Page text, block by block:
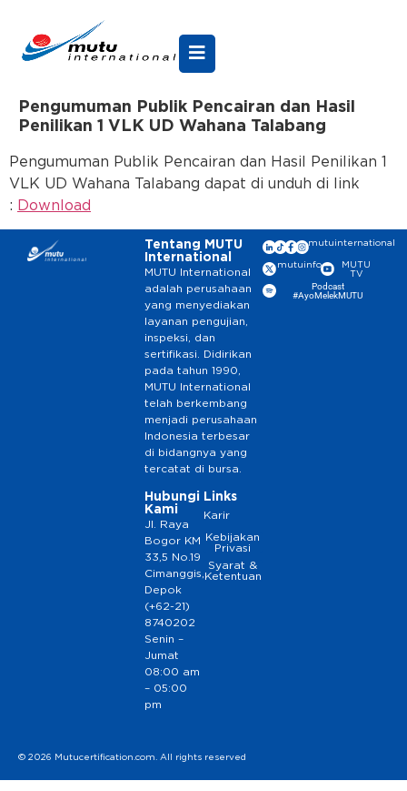
Pengumuman Publik Pencairan dan Hasil
Penilikan 1 VLK UD Wahana Talabang
Pengumuman Publik Pencairan dan Hasil Penilikan 1
VLK UD Wahana Talabang dapat di unduh di link
: Download
Tentang MUTU
International
MUTU International
adalah perusahaan
yang menyediakan
layanan pengujian,
inspeksi, dan
sertifikasi. Didirikan
pada tahun 1990,
MUTU International
telah berkembang
menjadi perusahaan
Indonesia terbesar
di bidangnya yang
tercatat di bursa.
Hubungi
Kami
Jl. Raya
Bogor KM
33,5 No.19
Cimanggis,
Depok
(+62-21)
8740202
Senin –
Jumat
08:00 am
– 05:00
pm
Links
Karir
Kebijakan
Privasi
Syarat &
Ketentuan
mutuinternational
mutuinfo
MUTU
TV
Podcast
#AyoMelekMUTU
© 2026 Mutucertification.com. All rights reserved